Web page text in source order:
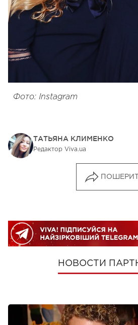
Фото: Instagram
ТАТЬЯНА КЛИМЕНКО
Редактор Viva.ua
НОВОСТИ